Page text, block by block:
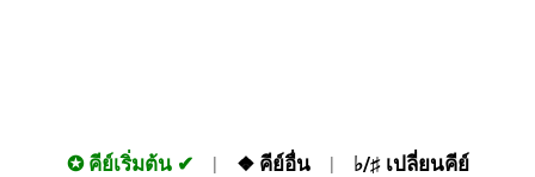
✪ คีย์เริ่มต้น ❖ คีย์อื่น ♭/♯ เปลี่ยนคีย์